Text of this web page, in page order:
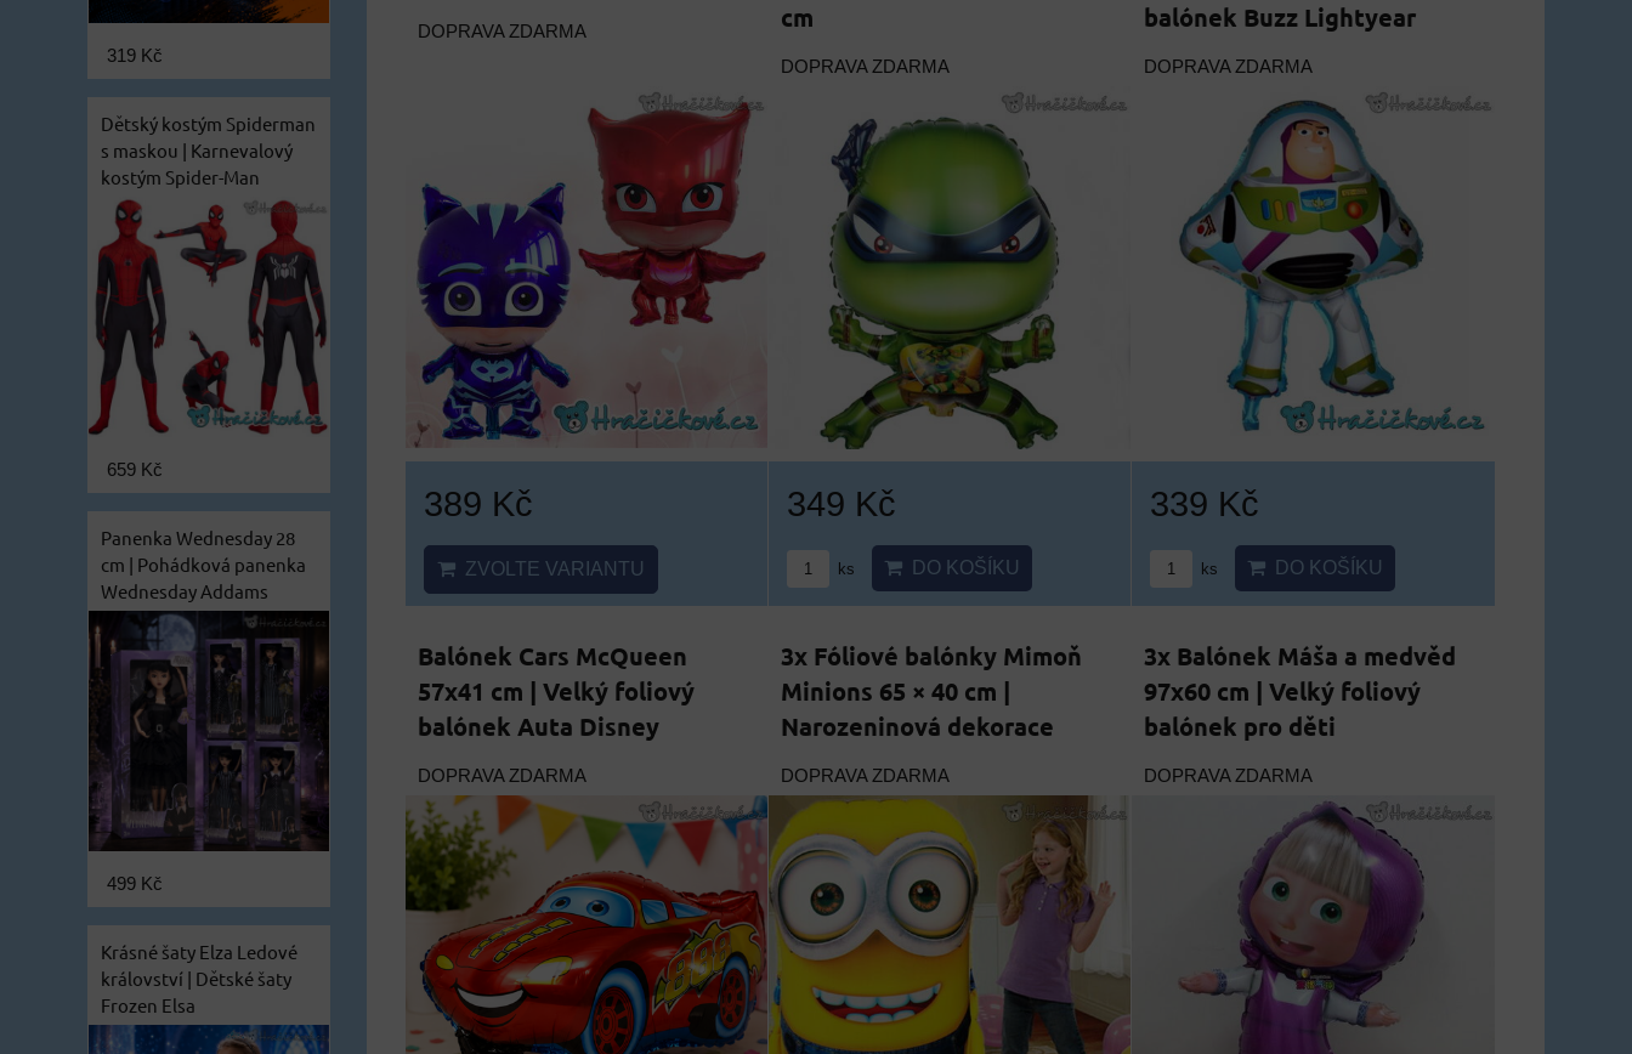
DOPRAVA ZDARMA
389 Kč
ZVOLTE VARIANTU
cm
DOPRAVA ZDARMA
349 Kč
ks DO KOŠÍKU
balónek Buzz Lightyear
DOPRAVA ZDARMA
339 Kč
ks DO KOŠÍKU
Balónek Cars McQueen
57x41 cm | Velký foliový
balónek Auta Disney
DOPRAVA ZDARMA
3x Fóliové balónky Mimoň
Minions 65 × 40 cm |
Narozeninová dekorace
DOPRAVA ZDARMA
3x Balónek Máša a medvěd
97x60 cm | Velký foliový
balónek pro děti
DOPRAVA ZDARMA
319 Kč
Dětský kostým Spiderman
s maskou | Karnevalový
kostým Spider-Man
659 Kč
Panenka Wednesday 28
cm | Pohádková panenka
Wednesday Addams
499 Kč
Krásné šaty Elza Ledové
království | Dětské šaty
Frozen Elsa